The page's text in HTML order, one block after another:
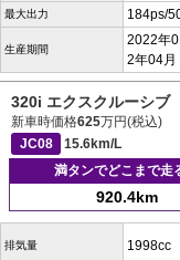
最大出力 184ps/
生産期間
2022年
2年04月
320i エクスクルーシブ
新車時価格625万円(税込)
JC08
15.6km/L
満タンでどこまで走
920.4km
排気量 1998cc